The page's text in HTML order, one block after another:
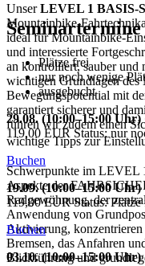
UnserLEVEL 1 BASIS-
Mountainbike-
ideal für Mountainbike-
und interessierte
an kontrolliert, sauber und
wichtigen Grundlagen
Bewegungspotential mit
garantiert sicherer und
führen wir zudem einen
wichtige Tipps zur
Schwerpunkte im LEVEL
Aspekte der
Radgewöhnung, der
Anwendung von
Aktivierung, konzentrieren
Bremsen, das Anfahren
Blickführung und
Seminartermine
Plätze frei
nur noch wenige
ausgebucht
29.08. (10:00–15:00 Uhr)
119,00 EURStatus: nur
Buchen
19.09. (10:00–15:00 Uhr)
119,00 EURStatus: Plätze
Buchen
03.10. (10:00–15:00 Uhr)